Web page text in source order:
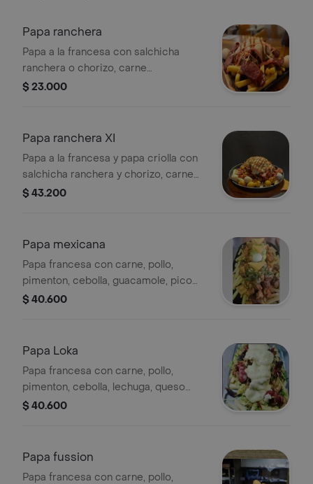
Papa ranchera
Papa a la francesa con salchicha
ranchera o chorizo, carne
desmechada, maiz tierno, queso
$ 23.000
Papa ranchera XI
Papa a la francesa y papa criolla con
salchicha ranchera y chorizo, carne
desmechada, maiz tierno, queso
$ 43.200
Papa mexicana
Papa francesa con carne, pollo,
pimenton, cebolla, guacamole, pico
de gallo, jalapeño, tostacos
$ 40.600
Papa Loka
Papa francesa con carne, pollo,
pimenton, cebolla, lechuga, queso
gratinado y huevo de codorniz
$ 40.600
Papa fussion
Papa francesa con carne, pollo,